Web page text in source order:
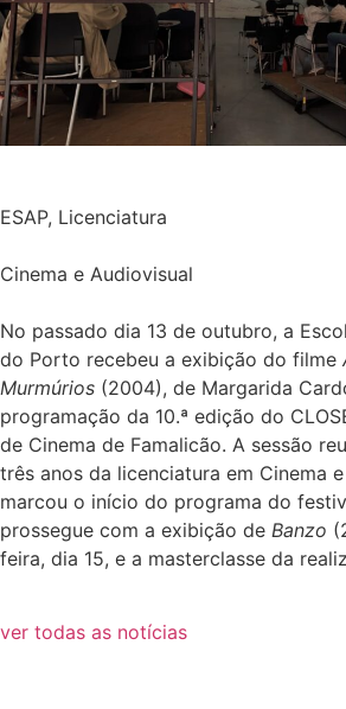
ESAP, Licenciatura
Cinema e Audiovisual
No passado dia 13 de outubro, a
do Porto recebeu a exibição do filme
Murmúrios (2004), de Margarida
programação da 10.ª edição do
de Cinema de Famalicão. A sessão
três anos da licenciatura em Cinema
marcou o início do programa do
prossegue com a exibição de Banzo
feira, dia 15, e a masterclasse da
ver todas as notícias